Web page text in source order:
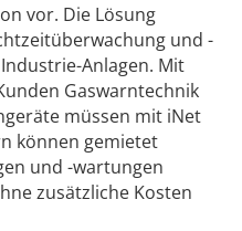
vor. Die Lösung
und -
Anlagen. Mit
Gaswarn­technik
müssen mit iNet
können gemietet
und -wartungen
zusätzliche Kosten